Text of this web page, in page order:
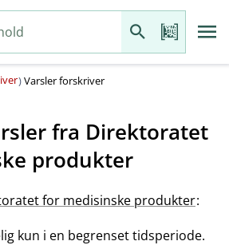
)Varsler forskriver
fra Direktoratet
produkter
for medisinske produkter:
kun i en begrenset tidsperiode.